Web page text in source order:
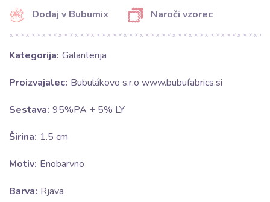
Dodaj v Bubumix
Naroči vzorec
Kategorija: Galanterija
Proizvajalec: Bubulákovo s.r.o www.bubufabrics.si
Sestava: 95%PA + 5% LY
Širina: 1.5 cm
Motiv: Enobarvno
Barva: Rjava